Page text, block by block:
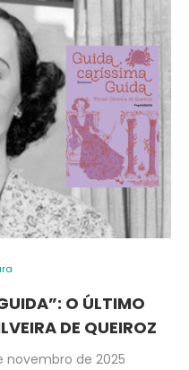
O ÚLTIMO
DE QUEIROZ
novembro de 2025